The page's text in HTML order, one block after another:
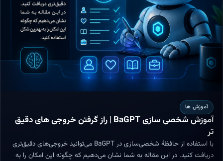
آموزش ها
آموزش شخصی سازی BaGPT | راز گرفتن خروجی های دقیق
تر
با استفاده از حافظهٔ شخصی‌سازی در BaGPT می‌توانید خروجی‌های دقیق‌تری
دریافت کنید. در این مقاله به شما نشان می‌دهیم که چگونه این امکان را به